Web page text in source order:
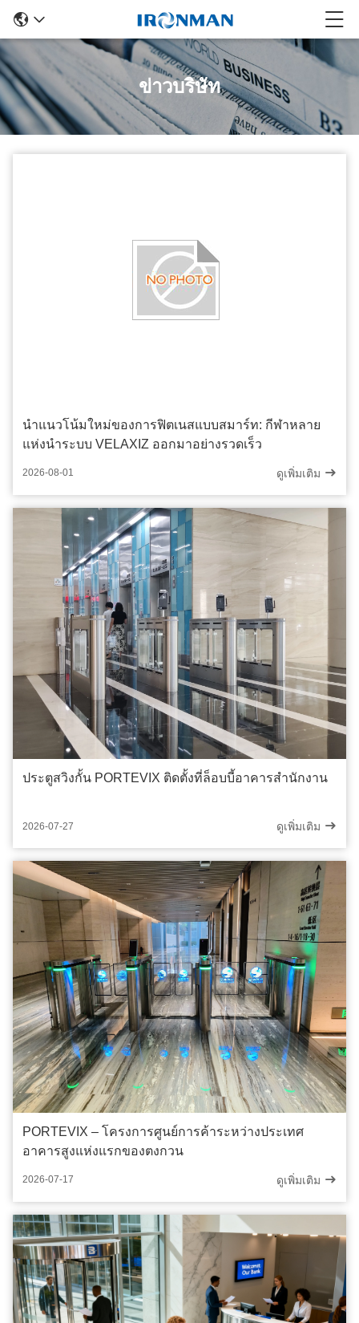
ข่าวบริษัท
นําแนวโน้มใหม่ของการฟิตเนสแบบสมาร์ท: กีฬาหลาย
แห่งนําระบบ VELAXIZ ออกมาอย่างรวดเร็ว
2026-08-01 ดูเพิ่มเติม
ประตูสวิงกั้น PORTEVIX ติดตั้งที่ล็อบบี้อาคารสำนักงาน
2026-07-27 ดูเพิ่มเติม
PORTEVIX – โครงการศูนย์การค้าระหว่างประเทศ
อาคารสูงแห่งแรกของตงกวน
2026-07-17 ดูเพิ่มเติม